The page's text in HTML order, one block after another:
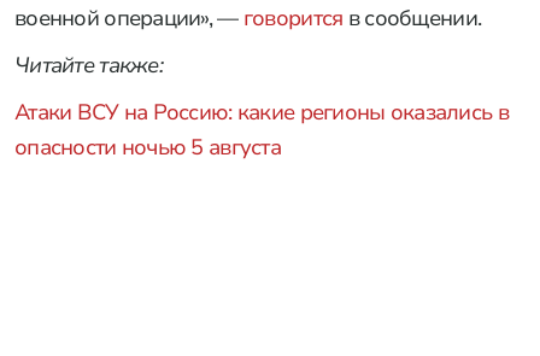
военной операции», — говорится в сообщении.
Читайте также:
Атаки ВСУ на Россию: какие регионы оказались в
опасности ночью 5 августа